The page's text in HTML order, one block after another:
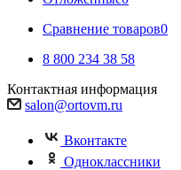
Сравнение товаров0
8 800 234 38 58
Контактная информация
salon@ortovm.ru
Вконтакте
Одноклассники